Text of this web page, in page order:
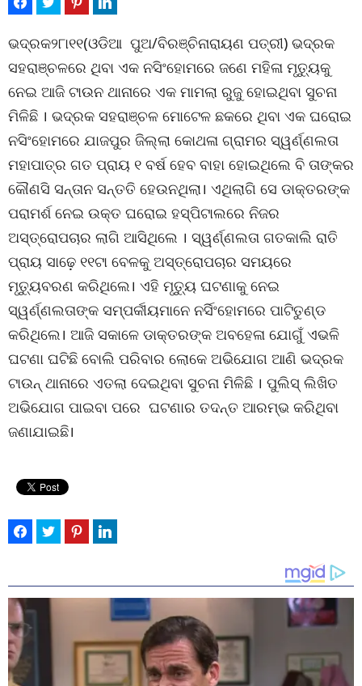
ଭଦ୍ରକ୨୮ା୧୧(ଓଡିଆ ପୁଅ/ବିରଞ୍ଚିନାରାୟଣ ପତ୍ରୀ) ଭଦ୍ରକ
ସହରାଞ୍ଚଳରେ ଥିବା ଏକ ନସିଂହୋମରେ ଜଣେ ମହିଳା ମୃତ୍ୟୁକୁ
ନେଇ ଆଜି ଟାଉନ ଥାନାରେ ଏକ ମାମଲା ରୁଜୁ ହୋଇଥିବା ସୁଚନା
ମିଳିଛି । ଭଦ୍ରକ ସହରାଞ୍ଚଳ ମୋଟେଳ ଛକରେ ଥିବା ଏକ ଘରୋଇ
ନସିଂହୋମରେ ଯାଜପୁର ଜିଲ୍ଲା କୋଥଳା ଗ୍ରାମର ସ୍ୱର୍ଣ୍ଣଲତା
ମହାପାତ୍ର ଗତ ପ୍ରାୟ ୧ ବର୍ଷ ହେବ ବାହା ହୋଇଥିଲେ ବି ତାଙ୍କର
କୌଣସି ସନ୍ତାନ ସନ୍ତତି ହେଉନଥିଲା। ଏଥିଲାଗି ସେ ଡାକ୍ତରଙ୍କ
ପରାମର୍ଶ ନେଇ ଉକ୍ତ ଘରୋଇ ହସ୍ପିଟାଲରେ ନିଜର
ଅସ୍ତ୍ରୋପଚାର ଲାଗି ଆସିଥିଲେ । ସ୍ୱର୍ଣ୍ଣଲତା ଗତକାଲି ରାତି
ପ୍ରାୟ ସାଢ଼େ ୧୧ଟା ବେଳକୁ ଅସ୍ତ୍ରୋପଚାର ସମୟରେ
ମୃତ୍ୟୁବରଣ କରିଥିଲେ। ଏହି ମୃତ୍ୟୁ ଘଟଣାକୁ ନେଇ
ସ୍ୱର୍ଣ୍ଣଲତାଙ୍କ ସମ୍ପର୍କୀୟମାନେ ନର୍ସିଂହୋମରେ ପାଟିତୁଣ୍ଡ
କରିଥିଲେ। ଆଜି ସକାଳେ ଡାକ୍ତରଙ୍କ ଅବହେଳା ଯୋଗୁଁ ଏଭଳି
ଘଟଣା ଘଟିଛି ବୋଲି ପରିବାର ଲୋକେ ଅଭିଯୋଗ ଆଣି ଭଦ୍ରକ
ଟାଉନ୍ ଥାନାରେ ଏତଲା ଦେଇଥିବା ସୁଚନା ମିଳିଛି । ପୁଲିସ୍ ଲିଖିତ
ଅଭିଯୋଗ ପାଇବା ପରେ ଘଟଣାର ତଦନ୍ତ ଆରମ୍ଭ କରିଥିବା
ଜଣାଯାଇଛି।